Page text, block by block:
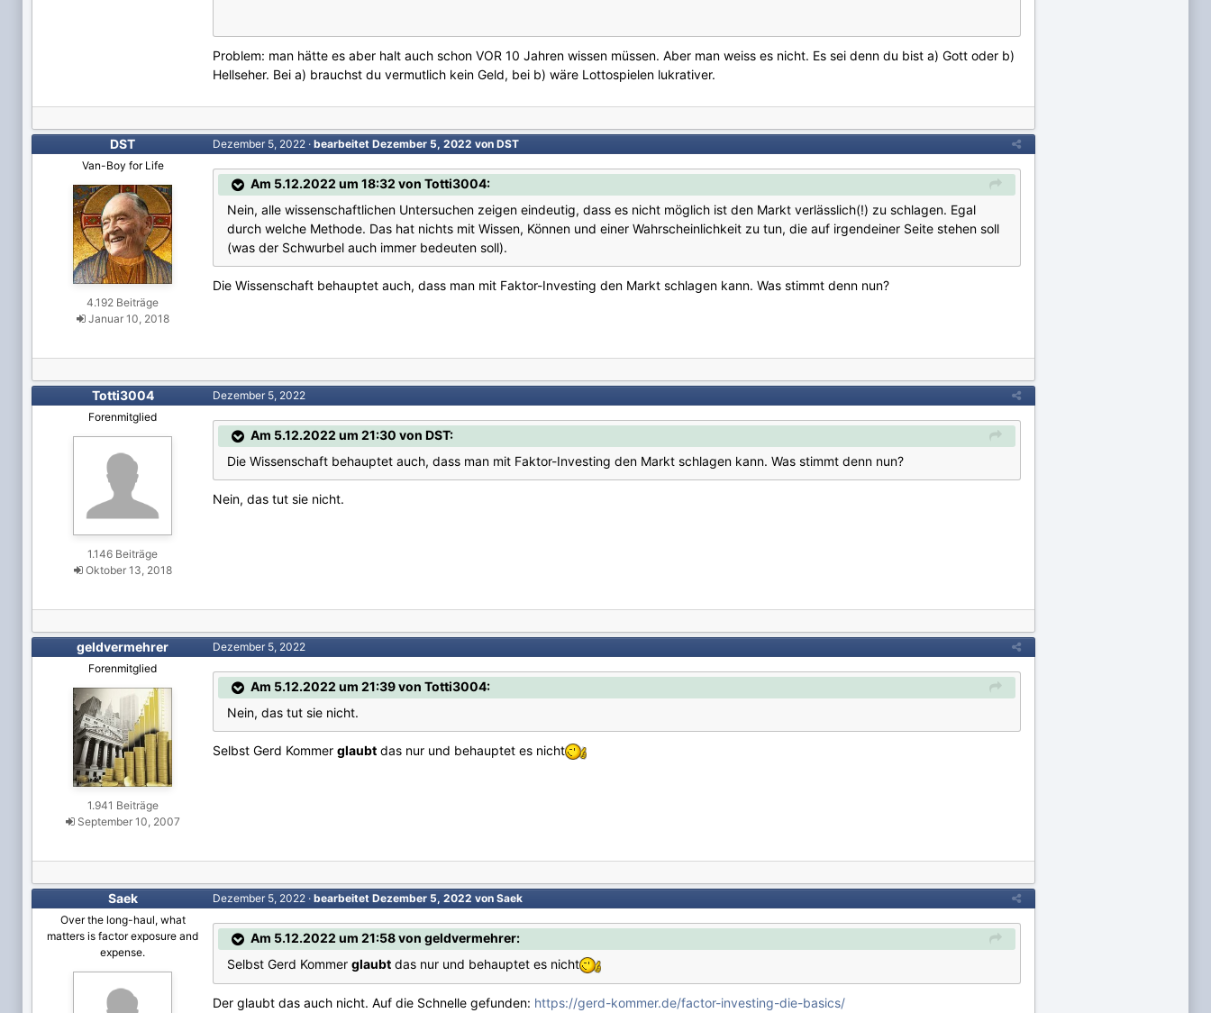
Problem: man hätte es aber halt auch schon VOR 10 Jahren wissen müssen. Aber man weiss es nicht. Es sei denn du bist a) Gott oder b)
Hellseher. Bei a) brauchst du vermutlich kein Geld, bei b) wäre Lottospielen lukrativer.
DST
Van-Boy for Life
4.192 Beiträge
Januar 10, 2018
Dezember 5, 2022 · bearbeitet Dezember 5, 2022 von DST
Am 5.12.2022 um 18:32 von Totti3004:
Nein, alle wissenschaftlichen Untersuchen zeigen eindeutig, dass es nicht möglich ist den Markt verlässlich(!) zu schlagen. Egal
durch welche Methode. Das hat nichts mit Wissen, Können und einer Wahrscheinlichkeit zu tun, die auf irgendeiner Seite stehen soll
(was der Schwurbel auch immer bedeuten soll).
Die Wissenschaft behauptet auch, dass man mit Faktor-Investing den Markt schlagen kann. Was stimmt denn nun?
Totti3004
Forenmitglied
1.146 Beiträge
Oktober 13, 2018
Dezember 5, 2022
Am 5.12.2022 um 21:30 von DST:
Die Wissenschaft behauptet auch, dass man mit Faktor-Investing den Markt schlagen kann. Was stimmt denn nun?
Nein, das tut sie nicht.
geldvermehrer
Forenmitglied
1.941 Beiträge
September 10, 2007
Dezember 5, 2022
Am 5.12.2022 um 21:39 von Totti3004:
Nein, das tut sie nicht.
Selbst Gerd Kommer glaubt das nur und behauptet es nicht
Saek
Over the long-haul, what
matters is factor exposure and
expense.
Dezember 5, 2022 · bearbeitet Dezember 5, 2022 von Saek
Am 5.12.2022 um 21:58 von geldvermehrer:
Selbst Gerd Kommer glaubt das nur und behauptet es nicht
Der glaubt das auch nicht. Auf die Schnelle gefunden: https://gerd-kommer.de/factor-investing-die-basics/